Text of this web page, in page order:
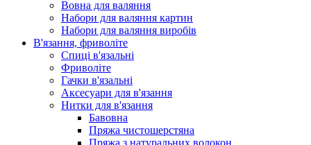
Вовна для валяння
Набори для валяння картин
Набори для валяння виробів
В'язання, фриволіте
Спиці в'язальні
Фриволіте
Гачки в'язальні
Аксесуари для в'язання
Нитки для в'язання
Бавовна
Пряжа чистошерстяна
Пряжа з натуральних волокон